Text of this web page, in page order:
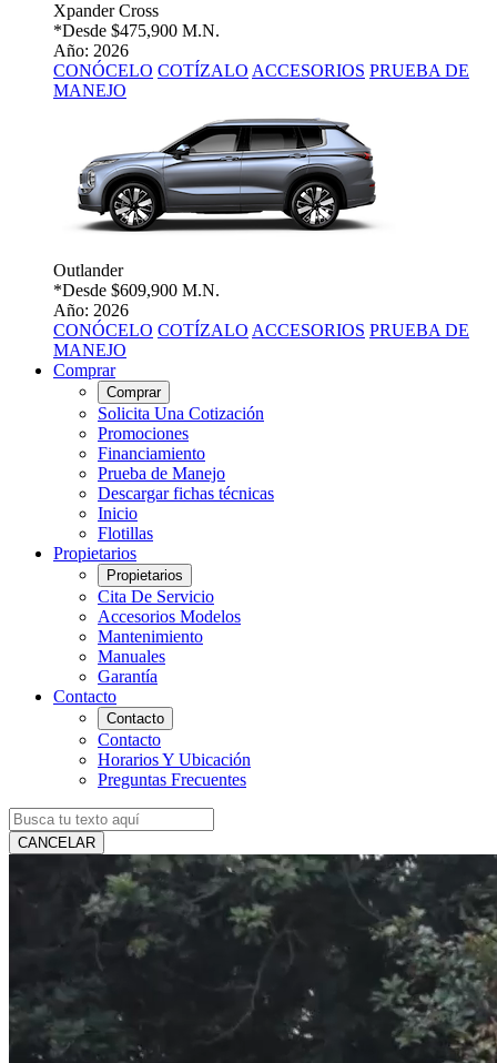
Xpander Cross
*Desde $475,900 M.N.
Año: 2026
CONÓCELO COTÍZALO ACCESORIOS PRUEBA DE
MANEJO
Outlander
*Desde $609,900 M.N.
Año: 2026
CONÓCELO COTÍZALO ACCESORIOS PRUEBA DE
MANEJO
Comprar
Comprar
Solicita Una Cotización
Promociones
Financiamiento
Prueba de Manejo
Descargar fichas técnicas
Inicio
Flotillas
Propietarios
Propietarios
Cita De Servicio
Accesorios Modelos
Mantenimiento
Manuales
Garantía
Contacto
Contacto
Contacto
Horarios Y Ubicación
Preguntas Frecuentes
CANCELAR